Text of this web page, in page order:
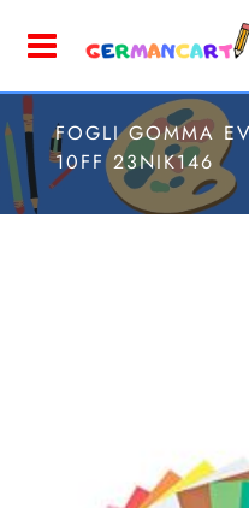
FOGLI GOMMA
10FF 23NIK146